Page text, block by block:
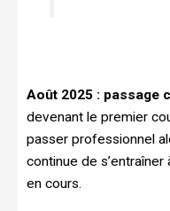
Août 2025 : passage
devenant le premier
passer professionnel
continue de s’entraîner
en cours.